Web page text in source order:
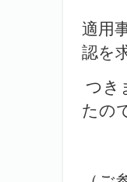
適用
認を
つき
たの